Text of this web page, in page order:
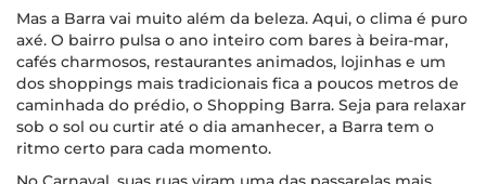
Mas a Barra vai muito além da beleza. Aqui, o clima é puro
axé. O bairro pulsa o ano inteiro com bares à beira-mar,
cafés charmosos, restaurantes animados, lojinhas e um
dos shoppings mais tradicionais fica a poucos metros de
caminhada do prédio, o Shopping Barra. Seja para relaxar
sob o sol ou curtir até o dia amanhecer, a Barra tem o
ritmo certo para cada momento.